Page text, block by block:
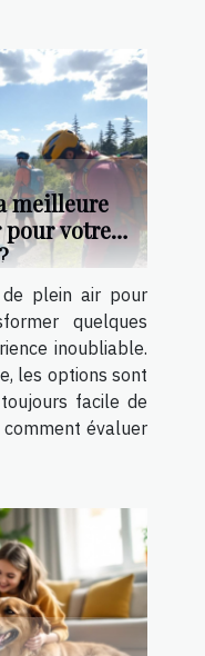
meilleure
votre
plein air pour
quelques
inoubliable.
les options sont
facile de
comment évaluer